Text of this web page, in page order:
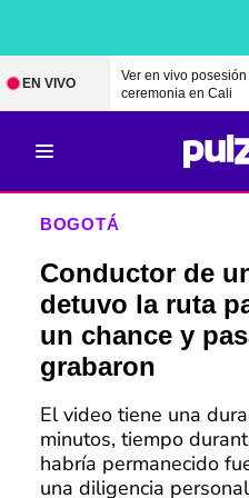
EN VIVO
Ver en vivo
ceremonia en Cali
BOGOTÁ
Conductor de
detuvo la ruta
un chance y
grabaron
El video tiene una
minutos, tiempo
habría permanecido
una diligencia